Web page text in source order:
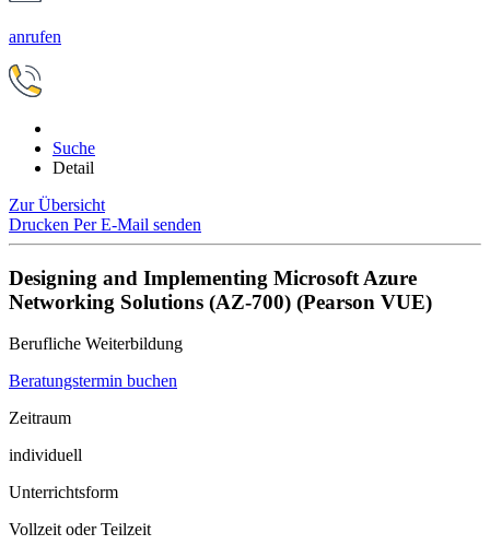
anrufen
Suche
Detail
Zur Übersicht
Drucken Per E-Mail senden
Designing and Implementing Microsoft Azure
Networking Solutions (AZ-700) (Pearson VUE)
Berufliche Weiterbildung
Beratungstermin buchen
Zeitraum
individuell
Unterrichtsform
Vollzeit oder Teilzeit